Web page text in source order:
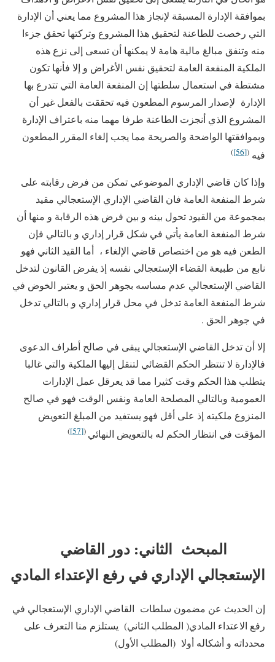
بموافقة الإدارة المسبقة لإنجاز هذا المشروع مما يعني أن الإدارة
التي رخصت للطاعنة لتحقيق هذا المشروع وتركتها تحقق جزءا
منه وتنفق مبالغ مالية هامة لا يمكنها أن تسعى إلى نزع هذه
الملكية المنفعة العامة لتحقيق نفس الأغراض و إلا فأنها تكون
مشتطة في استعمال سلطتها إن المنفعة العامة التي تتدرع بها
الإدارة لإصدار المرسوم المطعون فيه تحققت بالفعل غير أن
المشروع الذي أنجزت الطاعنة طرفا مهما منه باعتراف الإدارة
وبموافقتها الواضحة والصريحة مما يجب إلغاء المقرر المطعون
فيه (
[56]
)
وإذا كان قاضي الإداري الموضوعي تمكن من فرض رقابته على
شرط المنفعة العامة فان القاضي الإداري الإستعجالي مقيد
بمجموعة من القيود تحول بينه و بين فرض هذه الرقابة و منها أن
شرط المنفعة العامة يأتي في شكل قرار إداري و بالتالي فإن
الطعن فيه هو من اختصاص قاضي الإلغاء ، أما القيد الثاني فهو
نابع من طبيعة القضاء الإستعجالي نفسه إذ يفرض القانون لتدخل
القاضي الإستعجالي عدم مساسه بجوهر الحق و يعتبر الخوض في
شرط المنفعة العامة تدخل في محل قرار إداري و بالتالي تدخل
في جوهر الحق .
إلا أن تدخل القاضي الإستعجالي يبقى في صالح أطراف الدعوى
فالإدارة لا تنتظر الحكم القضائي لتنقل إليها الملكية والتي غالبا
يتطلب هذا الحكم وقت كثيرا مما قد يعرقل عمل الإدارات
العمومية وبالتالي المصلحة العامة ونفس الوقت فهو في صالح
المنزوع ملكيته إذ على أقل فهو يستفيد من المبلغ التعويض
المؤقت في انتظار الحكم له بالتعويض النهائي (
[57]
)
المبحث الثاني: دور القاضي
الإستعجالي الإداري في رفع الإعتداء المادي
إن الحديث عن مضمون سلطات القاضي الإداري الإستعجالي في
رفع الاعتداء المادي( المطلب الثاني) يستلزم منا التعرف على
محدداته و أشكاله أولا (المطلب الأول)